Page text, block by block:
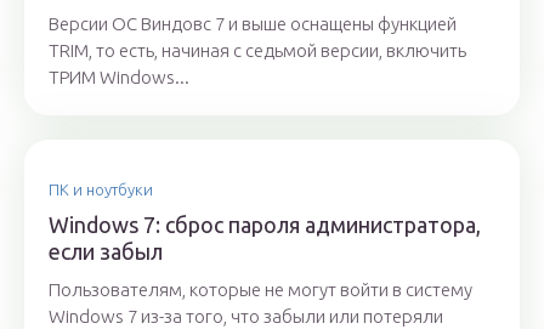
Версии ОС Виндовс 7 и выше оснащены функцией
TRIM, то есть, начиная с седьмой версии, включить
ТРИМ Windows...
ПК и ноутбуки
Windows 7: сброс пароля администратора,
если забыл
Пользователям, которые не могут войти в систему
Windows 7 из-за того, что забыли или потеряли